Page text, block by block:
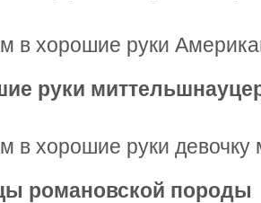
в хорошие руки
руки
в хорошие руки девочку
романовской породы